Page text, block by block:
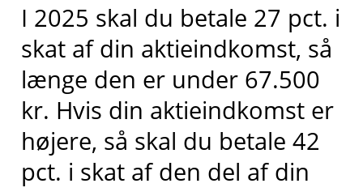
I 2025 skal du betale 27 pct. i
skat af din aktieindkomst, så
længe den er under 67.500
kr. Hvis din aktieindkomst er
højere, så skal du betale 42
pct. i skat af den del af din